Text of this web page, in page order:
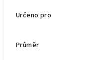
Určeno pro
Průměr